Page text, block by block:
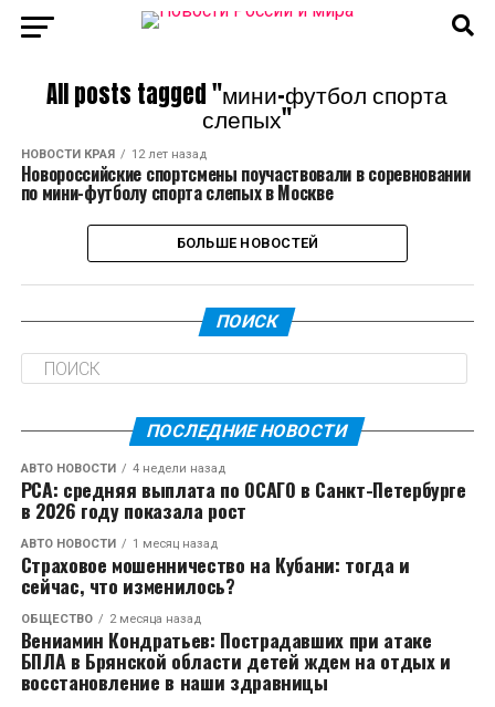
All posts tagged "мини-футбол спорта
слепых"
НОВОСТИ КРАЯ 12 лет назад
Новороссийские спортсмены поучаствовали в соревновании
по мини-футболу спорта слепых в Москве
БОЛЬШЕ НОВОСТЕЙ
ПОИСК
ПОСЛЕДНИЕ НОВОСТИ
АВТО НОВОСТИ 4 недели назад
РСА: средняя выплата по ОСАГО в Санкт-Петербурге
в 2026 году показала рост
АВТО НОВОСТИ 1 месяц назад
Страховое мошенничество на Кубани: тогда и
сейчас, что изменилось?
ОБЩЕСТВО 2 месяца назад
Вениамин Кондратьев: Пострадавших при атаке
БПЛА в Брянской области детей ждем на отдых и
восстановление в наши здравницы